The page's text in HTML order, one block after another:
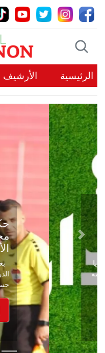
الرئيسية الأرشيف
حكاية نجاح
محسن
الأولى
بعد موسم حافل
الدرجة الثانية،
حسم ل...
إقرأ الخبر
Previous